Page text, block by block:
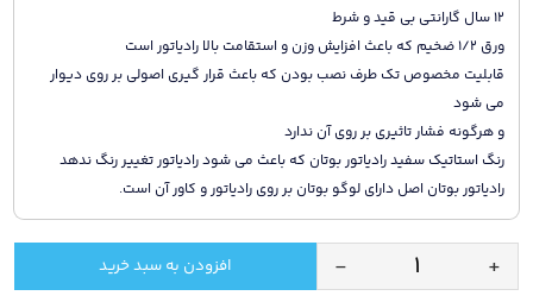
12 سال گارانتی بی قید و شرط
ورق 1/2 ضخیم که باعث افزایش وزن و استقامت بالا رادیاتور است
قابلیت مخصوص تک طرف نصب بودن که باعث قرار گیری اصولی بر روی دیوار
می شود
و هرگونه فشار تاثیری بر روی آن ندارد
رنگ استاتیک سفید رادیاتور بوتان که باعث می شود رادیاتور تغییر رنگ ندهد
رادیاتور بوتان اصل دارای لوگو بوتان بر روی رادیاتور و کاور آن است.
رادیاتور
+
- افزودن به سبد خرید